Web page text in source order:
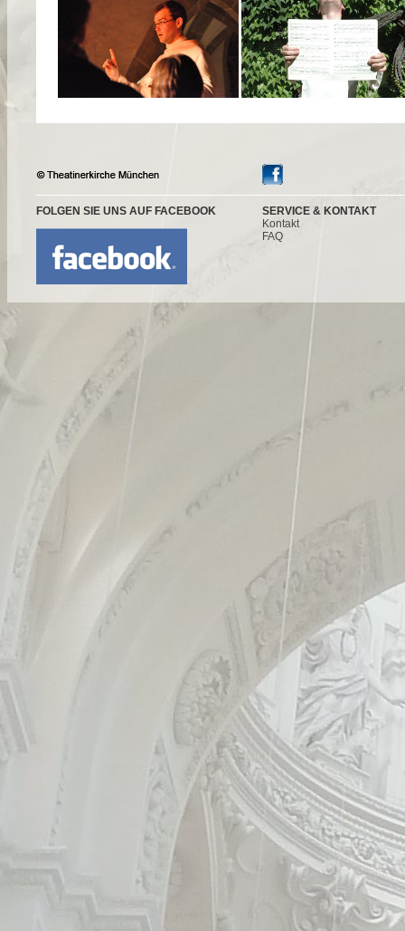
FOLGEN SIE UNS AUF FACEBOOK
SERVICE & KONTAKT
Kontakt
FAQ